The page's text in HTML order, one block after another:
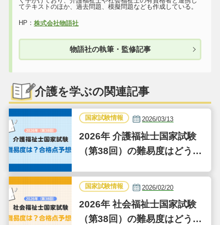
てテキストのほか、過去問題、模擬問題なども作成している。
HP： 株式会社物語社
物語社の執筆・監修記事
介護を学ぶの関連記事
国家試験情報 2026/03/13
2026年 介護福祉士国家試験
（第38回）の難易度はどうだ
国家試験情報 2026/02/20
2026年 社会福祉士国家試験
（第38回）の難易度はどうだ